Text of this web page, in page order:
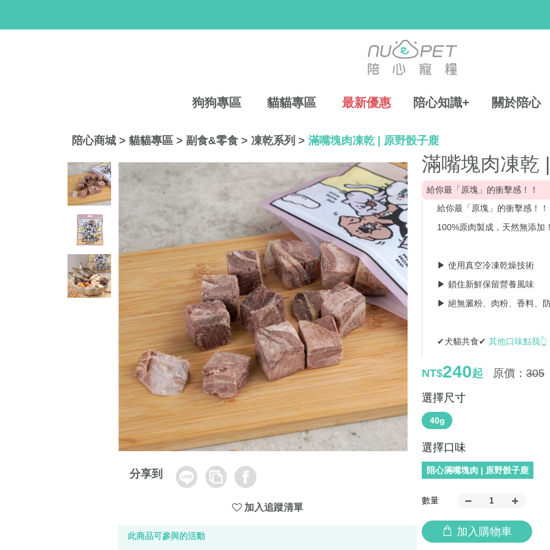
狗狗專區 貓貓專區 最新優惠 陪心知識+ 關於陪心
陪心商城 > 貓貓專區 > 副食&零食 > 凍乾系列 > 滿嘴塊肉凍乾 | 原野骰子鹿
分享到 Line
Copy
Link
Facebook
加入追蹤清單
此商品可參與的活動
滿嘴塊肉凍乾
給你最「原塊」的衝擊感！！
給你最「原塊」的衝擊感！！
100%原肉製成，天然無添加
▶ 使用真空冷凍乾燥技術
▶ 鎖住新鮮保留營養風味
▶ 絕無澱粉、肉粉、香料、
✔犬貓共食✔ 其他口味點我👆
NT$240起 原價： 305
選擇尺寸
40g
選擇口味
陪心滿嘴塊肉 | 原野骰子鹿
數量
加入購物車